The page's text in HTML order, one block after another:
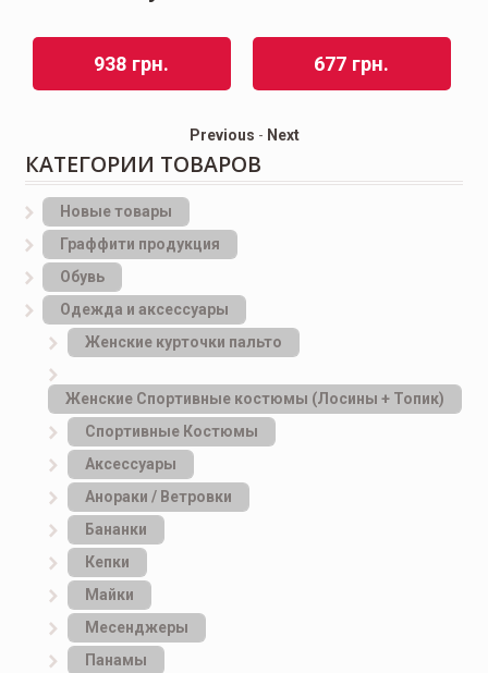
938 грн. 677 грн.
Previous - Next
КАТЕГОРИИ ТОВАРОВ
Новые товары
Граффити продукция
Обувь
Одежда и аксессуары
Женские курточки пальто
Женские Спортивные костюмы (Лосины + Топик)
Спортивные Костюмы
Аксессуары
Анораки / Ветровки
Бананки
Кепки
Майки
Месенджеры
Панамы